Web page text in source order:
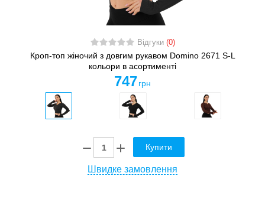
Відгуки (0)
Кроп-топ жіночий з довгим рукавом Domino 2671 S-L
кольори в асортименті
747 грн
Купити
Швидке замовлення